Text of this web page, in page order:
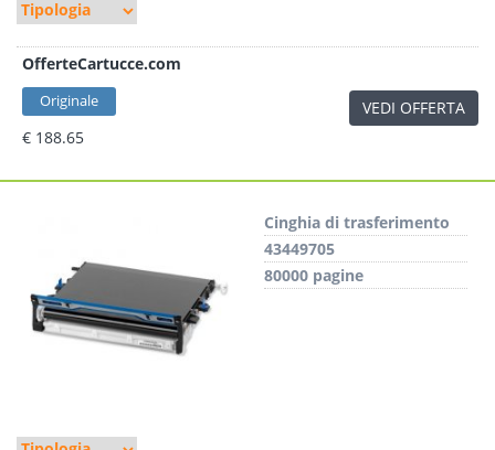
OfferteCartucce.com
Originale
€ 188.65
VEDI OFFERTA
Cinghia di trasferimento
43449705
80000 pagine